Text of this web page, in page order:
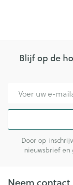
Blijf op de
Door op
nieuwsbrief en